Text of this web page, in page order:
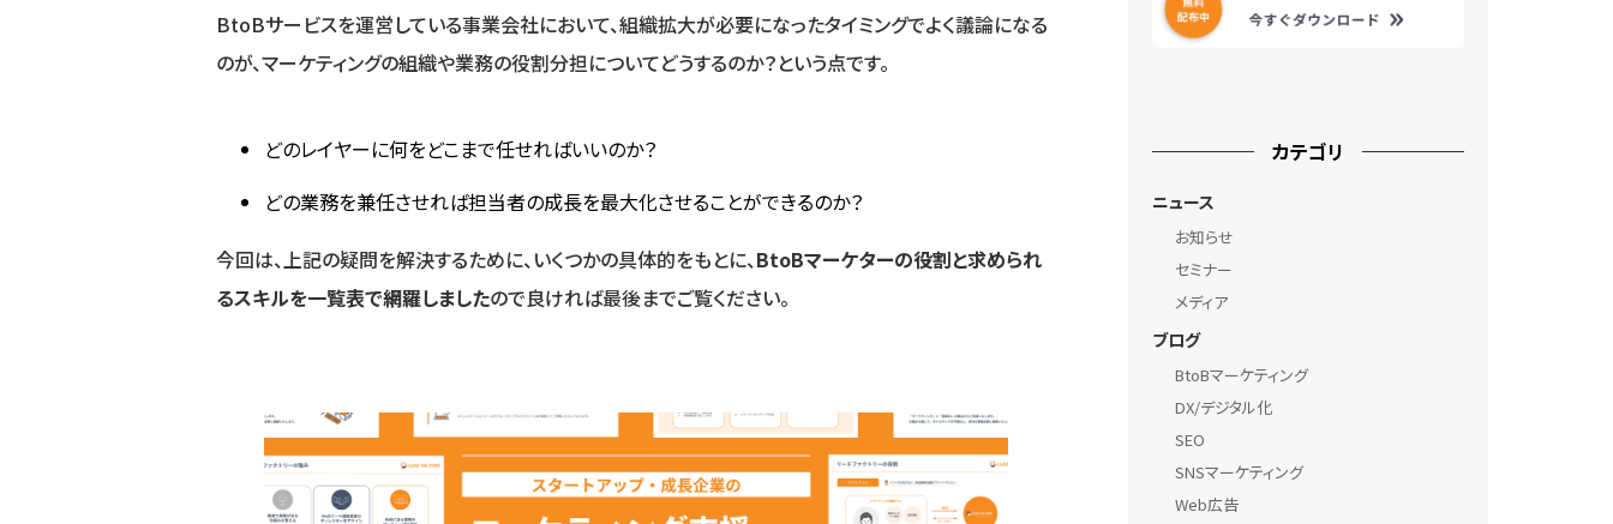
BtoBサービスを運営している事業会社において、組織拡大が必要になったタイミングでよく議論になる
のが、マーケティングの組織や業務の役割分担についてどうするのか？という点です。
どのレイヤーに何をどこまで任せればいいのか？
どの業務を兼任させれば担当者の成長を最大化させることができるのか？
今回は、上記の疑問を解決するために、いくつかの具体的をもとに、BtoBマーケターの役割と求められ
るスキルを一覧表で網羅しましたので良ければ最後までご覧ください。
カテゴリ
ニュース
お知らせ
セミナー
メディア
ブログ
BtoBマーケティング
DX/デジタル化
SEO
SNSマーケティング
Web広告